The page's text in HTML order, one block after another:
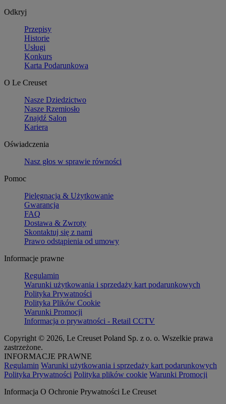
Odkryj
Przepisy
Historie
Usługi
Konkurs
Karta Podarunkowa
O Le Creuset
Nasze Dziedzictwo
Nasze Rzemiosło
Znajdź Salon
Kariera
Oświadczenia
Nasz głos w sprawie równości
Pomoc
Pielęgnacja & Użytkowanie
Gwarancja
FAQ
Dostawa & Zwroty
Skontaktuj się z nami
Prawo odstąpienia od umowy
Informacje prawne
Regulamin
Warunki użytkowania i sprzedaży kart podarunkowych
Polityka Prywatności
Polityka Plików Cookie
Warunki Promocji
Informacja o prywatności - Retail CCTV
Copyright © 2026, Le Creuset Poland Sp. z o. o. Wszelkie prawa
zastrzeżone.
INFORMACJE PRAWNE
Regulamin Warunki użytkowania i sprzedaży kart podarunkowych
Polityka Prywatności Polityka plików cookie Warunki Promocji
Informacja O Ochronie Prywatności Le Creuset